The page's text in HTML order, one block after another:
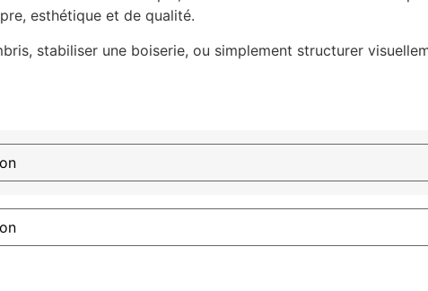
esthétique et de qualité.
stabiliser une boiserie, ou simplement structurer